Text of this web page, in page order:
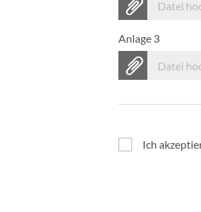
Datei
Anlage 3
Datei
Ich